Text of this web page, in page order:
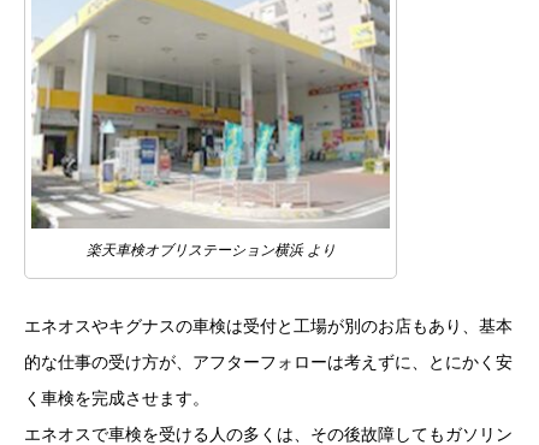
楽天車検オブリステーション横浜 より
エネオスやキグナスの車検は受付と工場が別のお店もあり、基本
的な仕事の受け方が、アフターフォローは考えずに、とにかく安
く車検を完成させます。
エネオスで車検を受ける人の多くは、その後故障してもガソリン